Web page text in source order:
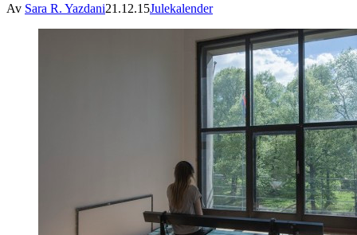
Av Sara R. Yazdani21.12.15Julekalender